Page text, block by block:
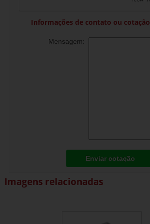
Informações de contato ou cotação
Mensagem:
Enviar cotação
Imagens relacionadas